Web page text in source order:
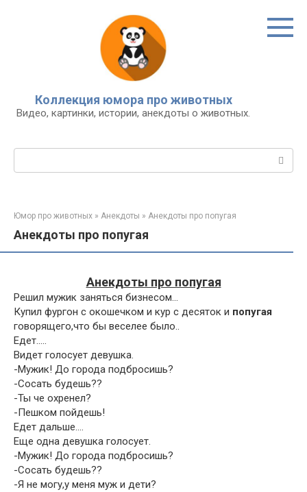
Коллекция юмора про животных
Видео, картинки, истории, анекдоты о животных.
Юмор про животных » Анекдоты » Анекдоты про попугая
Анекдоты про попугая
Анекдоты про попугая
Решил мужик заняться бизнесом…
Купил фургон с окошечком и кур с десяток и попугая
говорящего,что бы веселее было..
Едет…..
Видет голосует девушка.
-Мужик! До города подбросишь?
-Сосать будешь??
-Ты че охренел?
-Пешком пойдешь!
Едет дальше….
Еще одна девушка голосует.
-Мужик! До города подбросишь?
-Сосать будешь??
-Я не могу,у меня муж и дети?